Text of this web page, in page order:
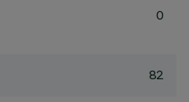
0
82